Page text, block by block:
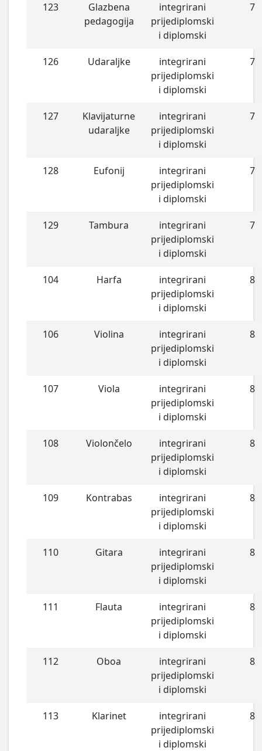
123
Glazbena
pedagogija
integrirani
prijediplomski
i diplomski
7
126 Udaraljke
integrirani
prijediplomski
i diplomski
7
127
Klavijaturne
udaraljke
integrirani
prijediplomski
i diplomski
7
128 Eufonij
integrirani
prijediplomski
i diplomski
7
129 Tambura
integrirani
prijediplomski
i diplomski
7
104 Harfa
integrirani
prijediplomski
i diplomski
8
106 Violina
integrirani
prijediplomski
i diplomski
8
107 Viola
integrirani
prijediplomski
i diplomski
8
108 Violončelo
integrirani
prijediplomski
i diplomski
8
109 Kontrabas
integrirani
prijediplomski
i diplomski
8
110 Gitara
integrirani
prijediplomski
i diplomski
8
111 Flauta
integrirani
prijediplomski
i diplomski
8
112 Oboa
integrirani
prijediplomski
i diplomski
8
113 Klarinet
integrirani
prijediplomski
i diplomski
8